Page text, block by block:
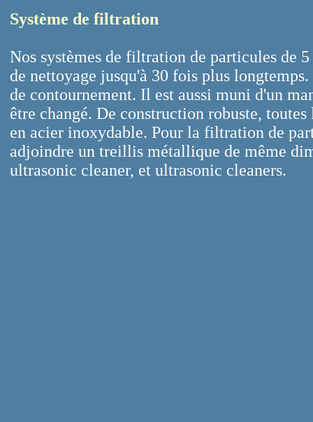
Système de filtration
Nos systèmes de filtration de particules de
de nettoyage jusqu'à 30 fois plus
de contournement. Il est aussi muni d'un
être changé. De construction robuste,
en acier inoxydable. Pour la filtration de
adjoindre un treillis métallique de même
ultrasonic cleaner, et ultrasonic cleaners.